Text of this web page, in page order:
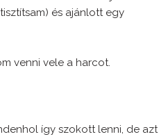
és ajánlott egy
venni vele a harcot.
így szokott lenni, de azt